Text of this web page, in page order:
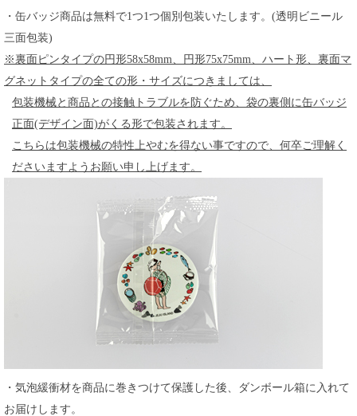
・缶バッジ商品は無料で1つ1つ個別包装いたします。(透明ビニール
三面包装)
※裏面ピンタイプの円形58x58mm、円形75x75mm、ハート形、裏面マ
グネットタイプの全ての形・サイズにつきましては、
包装機械と商品との接触トラブルを防ぐため、袋の裏側に缶バッジ
正面(デザイン面)がくる形で包装されます。
こちらは包装機械の特性上やむを得ない事ですので、何卒ご理解く
ださいますようお願い申し上げます。
・気泡緩衝材を商品に巻きつけて保護した後、ダンボール箱に入れて
お届けします。